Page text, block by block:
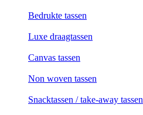
Bedrukte tassen
Luxe draagtassen
Canvas tassen
Non woven tassen
Snacktassen / take-away tassen